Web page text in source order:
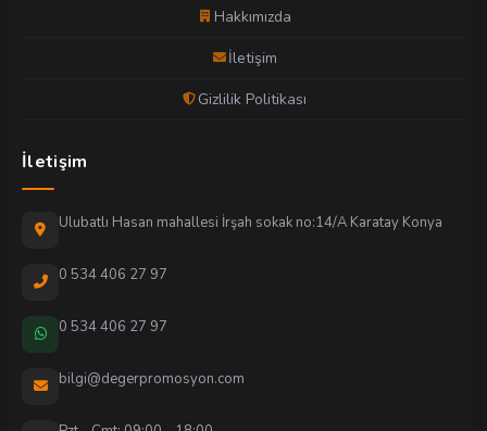
Hakkımızda
İletişim
Gizlilik Politikası
İletişim
Ulubatlı Hasan mahallesi İrşah sokak no:14/A Karatay Konya
0 534 406 27 97
0 534 406 27 97
bilgi@degerpromosyon.com